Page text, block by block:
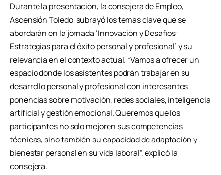
Durante la presentación, la consejera de Empleo,
Ascensión Toledo, subrayó los temas clave que se
abordarán en la jornada ‘Innovación y Desafíos:
Estrategias para el éxito personal y profesional’ y su
relevancia en el contexto actual. “Vamos a ofrecer un
espacio donde los asistentes podrán trabajar en su
desarrollo personal y profesional con interesantes
ponencias sobre motivación, redes sociales, inteligencia
artificial y gestión emocional. Queremos que los
participantes no solo mejoren sus competencias
técnicas, sino también su capacidad de adaptación y
bienestar personal en su vida laboral”, explicó la
consejera.